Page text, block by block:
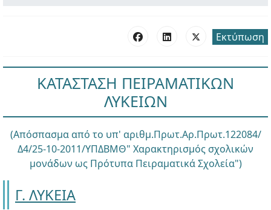
Εκτύπωση
ΚΑΤΑΣΤΑΣΗ ΠΕΙΡΑΜΑΤΙΚΩΝ
ΛΥΚΕΙΩΝ
(Απόσπασμα από το υπ' αριθμ.Πρωτ.Αρ.Πρωτ.122084/
Δ4/25-10-2011/ΥΠΔΒΜΘ" Χαρακτηρισμός σχολικών
μονάδων ως Πρότυπα Πειραματικά Σχολεία")
Γ. ΛΥΚΕΙΑ